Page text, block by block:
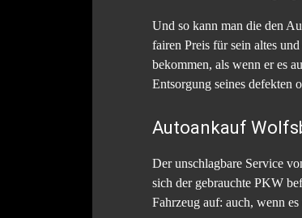
Und so kann man die den
fairen Preis für sein altes
bekommen, als wenn er es
Entsorgung seines defekten
Autoankauf
Der unschlagbare Service
sich der gebrauchte PKW
Fahrzeug auf: auch, wenn